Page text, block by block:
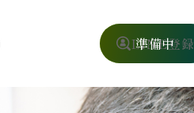
LINE登録